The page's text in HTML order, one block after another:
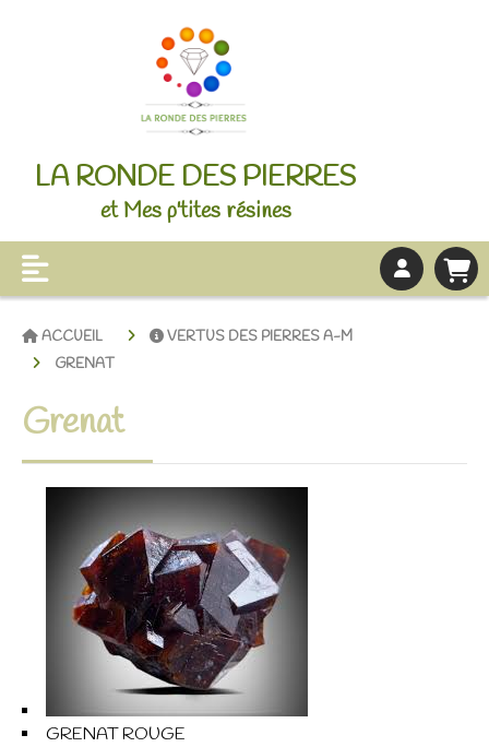
LA RONDE DES PIERRES
et Mes p'tites résines
ACCUEIL
VERTUS DES PIERRES A-M
GRENAT
Grenat
GRENAT ROUGE